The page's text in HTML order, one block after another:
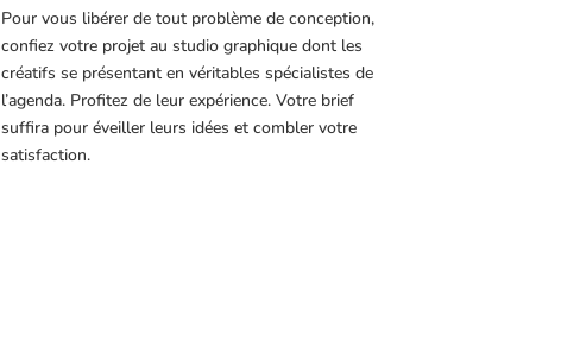
Pour vous libérer de tout problème de conception,
confiez votre projet au studio graphique dont les
créatifs se présentant en véritables spécialistes de
l’agenda. Profitez de leur expérience. Votre brief
suffira pour éveiller leurs idées et combler votre
satisfaction.